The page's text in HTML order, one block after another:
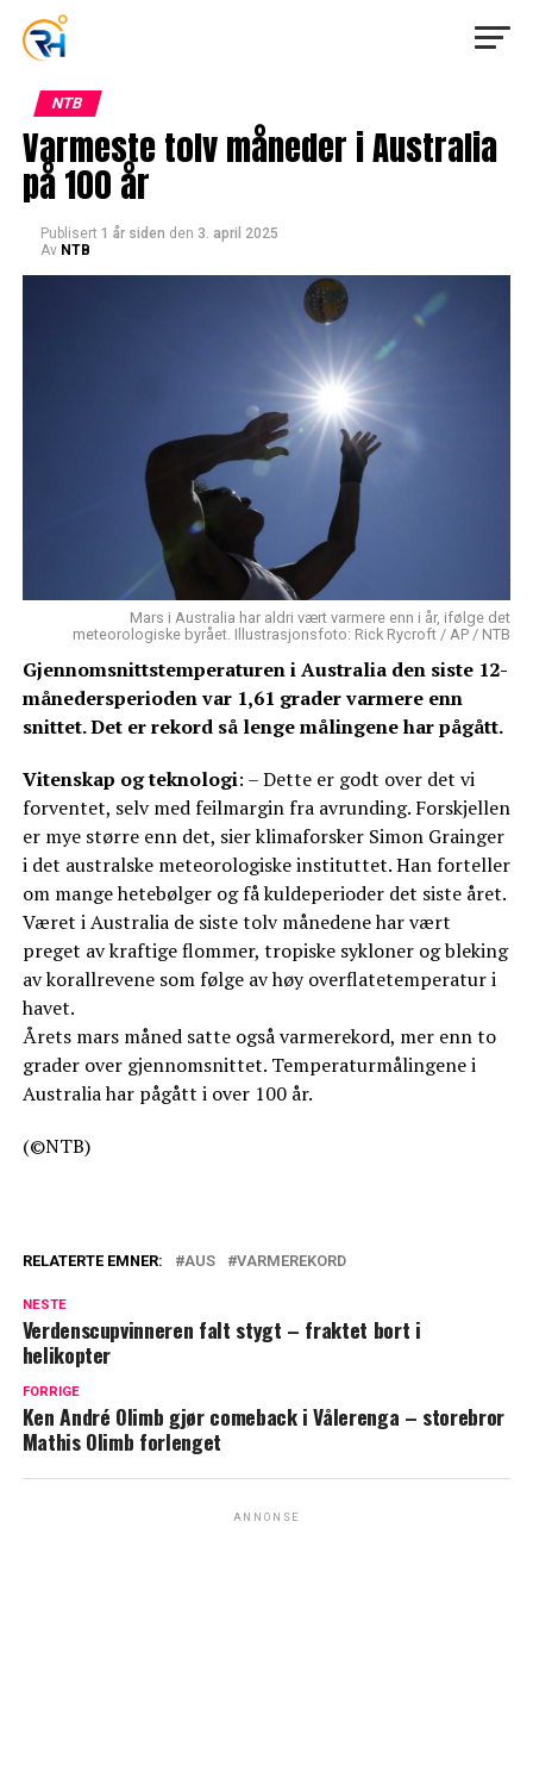
NTB
Varmeste tolv måneder i Australia
på 100 år
Publisert 1 år siden den 3. april 2025
Av NTB
Mars i Australia har aldri vært varmere enn i år, ifølge det
meteorologiske byrået. Illustrasjonsfoto: Rick Rycroft / AP / NTB
Gjennomsnittstemperaturen i Australia den siste 12-
månedersperioden var 1,61 grader varmere enn
snittet. Det er rekord så lenge målingene har pågått.
Vitenskap og teknologi: – Dette er godt over det vi
forventet, selv med feilmargin fra avrunding. Forskjellen
er mye større enn det, sier klimaforsker Simon Grainger
i det australske meteorologiske instituttet. Han forteller
om mange hetebølger og få kuldeperioder det siste året.
Været i Australia de siste tolv månedene har vært
preget av kraftige flommer, tropiske sykloner og bleking
av korallrevene som følge av høy overflatetemperatur i
havet.
Årets mars måned satte også varmerekord, mer enn to
grader over gjennomsnittet. Temperaturmålingene i
Australia har pågått i over 100 år.
(©NTB)
RELATERTE EMNER: AUS VARMEREKORD
NESTE
Verdenscupvinneren falt stygt – fraktet bort i
helikopter
FORRIGE
Ken André Olimb gjør comeback i Vålerenga – storebror
Mathis Olimb forlenget
ANNONSE